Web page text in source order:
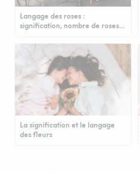
Langage des roses :
signification, nombre de roses…
La signification et le langage
des fleurs